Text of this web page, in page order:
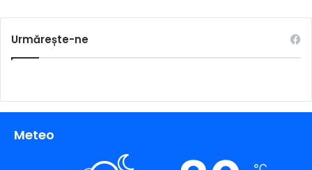
Urmărește-ne
Meteo